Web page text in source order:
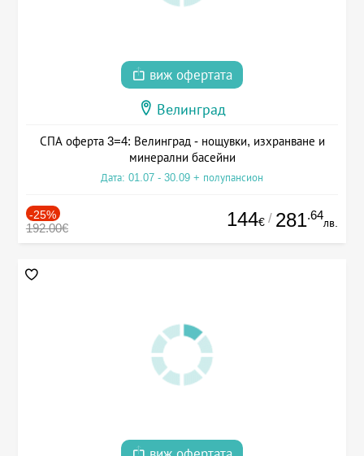
виж офертата
Велинград
СПА оферта 3=4: Велинград - нощувки, изхранване и
минерални басейни
Дата: 01.07 - 30.09 + полупансион
-25%
192.00€ 144€ / 281.64
лв.